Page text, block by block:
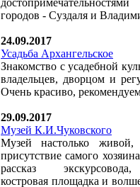
городов - Суздаля и
24.09.2017
Усадьба Архангельское
Знакомство с усадебной
владельцев, дворцом и
Очень красиво,
29.09.2017
Музей К.И.Чуковского
Музей настолько живой,
присутствие самого
рассказ
костровая площадка и